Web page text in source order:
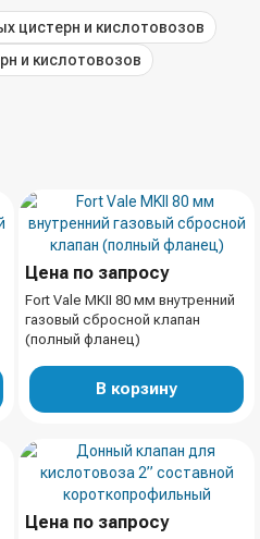
цистерн и кислотовозов
и кислотовозов
Цена по запросу
Fort Vale MKII 80 мм внутренний
газовый сбросной клапан
(полный фланец)
В корзину
Цена по запросу